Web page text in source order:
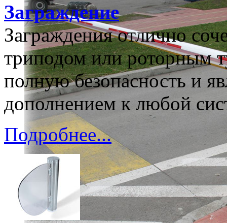
Заграждение
Заграждения отлично
триподом или роторным
полную безопасность и
дополнением к любой
Подробнее...